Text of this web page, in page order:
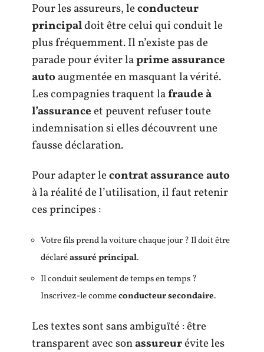
Pour les assureurs, leconducteur
principaldoit être celui qui conduit le
plus fréquemment. Il n’existe pas de
parade pour éviter laprime assurance
autoaugmentée en masquant la vérité.
Les compagnies traquent lafraude à
l’assuranceet peuvent refuser toute
indemnisation si elles découvrent une
fausse déclaration.
Pour adapter lecontrat assurance auto
à la réalité de l’utilisation, il faut retenir
ces principes :
Votre fils prend la voiture chaque jour ? Il doit être
déclaréassuré principal.
Il conduit seulement de temps en temps ?
Inscrivez-le commeconducteur secondaire.
Les textes sont sans ambiguïté : être
transparent avec sonassureurévite les